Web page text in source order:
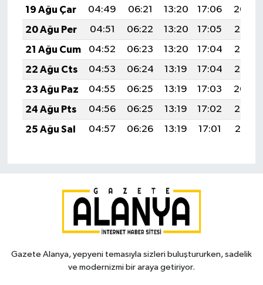
19 Ağu Çar
04:49 06:21 13:20 17:06
20:09
20 Ağu Per
04:51 06:22 13:20 17:05
20:08
21 Ağu Cum
04:52 06:23 13:20 17:04
20:06
22 Ağu Cts
04:53 06:24 13:19 17:04
20:05
23 Ağu Paz
04:55 06:25 13:19 17:03
20:04
24 Ağu Pts
04:56 06:25 13:19 17:02
20:02
25 Ağu Sal
04:57 06:26 13:19 17:01 20:01
Gazete Alanya, yepyeni temasıyla sizleri buluştururken, sadelik
ve modernizmi bir araya getiriyor.